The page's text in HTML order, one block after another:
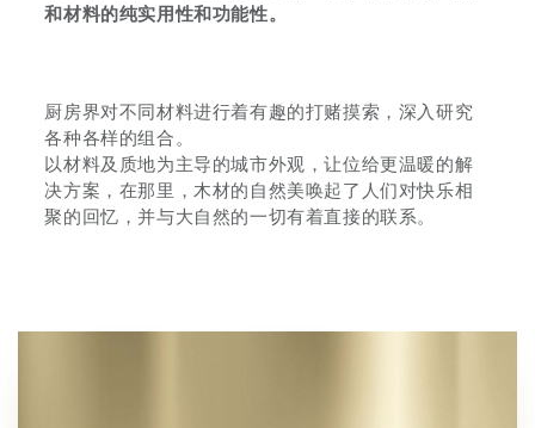
和材料的纯实用性和功能性。
厨房界对不同材料进行着有趣的打赌摸索，深入研究
各种各样的组合。
以材料及质地为主导的城市外观，让位给更温暖的解
决方案，在那里，木材的自然美唤起了人们对快乐相
聚的回忆，并与大自然的一切有着直接的联系。